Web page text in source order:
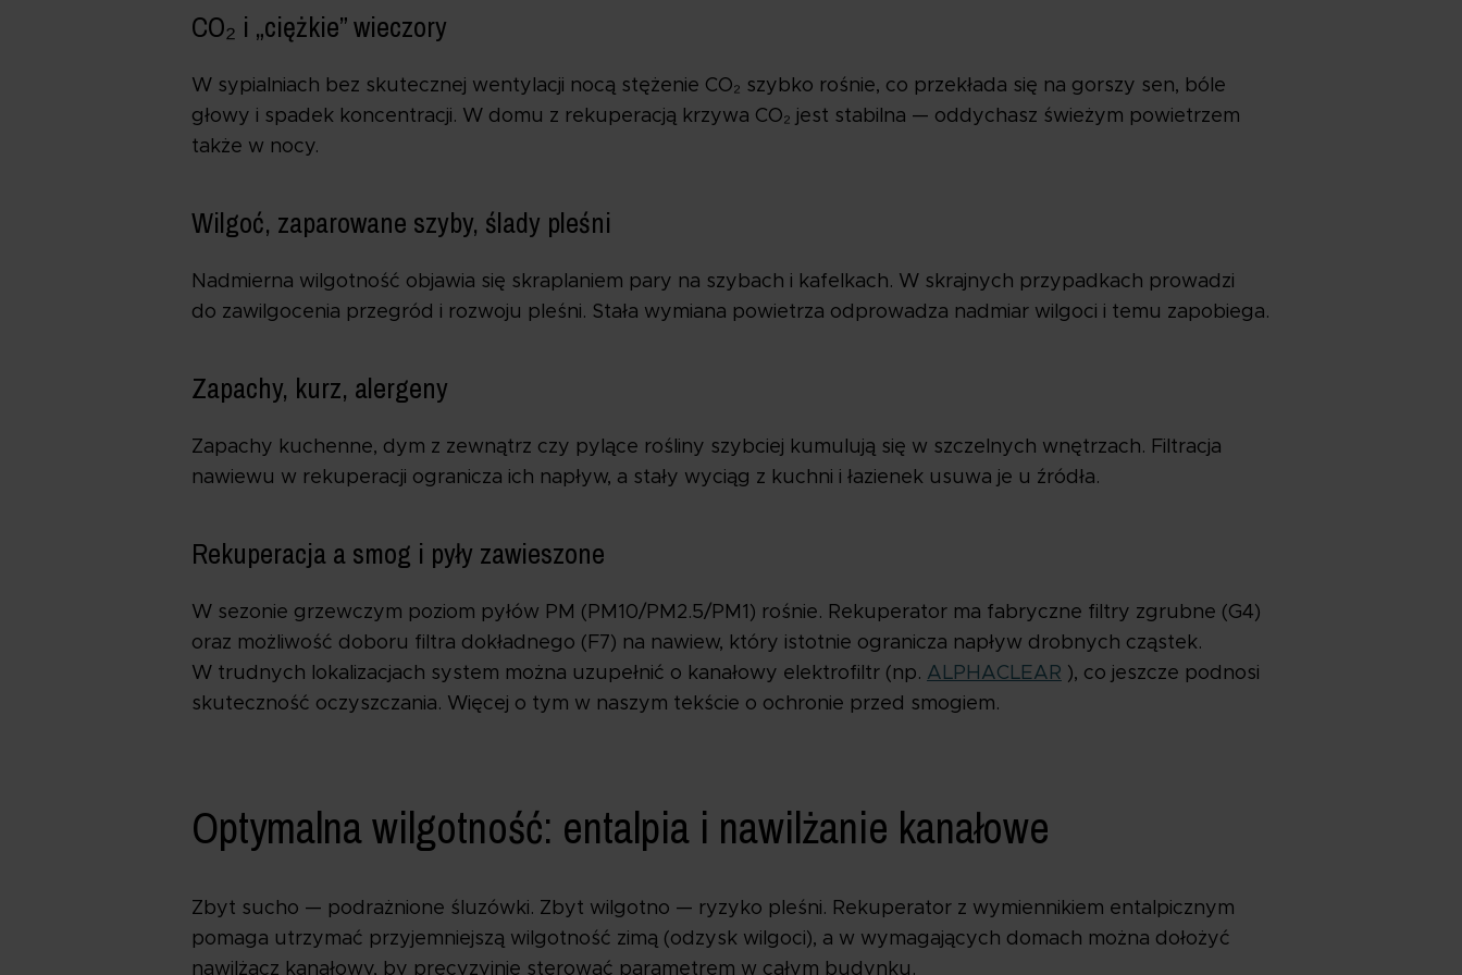
CO₂ i „ciężkie” wieczory
W sypialniach bez skutecznej wentylacji nocą stężenie CO₂ szybko rośnie, co przekłada się na gorszy sen, bóle
głowy i spadek koncentracji. W domu z rekuperacją krzywa CO₂ jest stabilna — oddychasz świeżym powietrzem
także w nocy.
Wilgoć, zaparowane szyby, ślady pleśni
Nadmierna wilgotność objawia się skraplaniem pary na szybach i kafelkach. W skrajnych przypadkach prowadzi
do zawilgocenia przegród i rozwoju pleśni. Stała wymiana powietrza odprowadza nadmiar wilgoci i temu zapobiega.
Zapachy, kurz, alergeny
Zapachy kuchenne, dym z zewnątrz czy pylące rośliny szybciej kumulują się w szczelnych wnętrzach. Filtracja
nawiewu w rekuperacji ogranicza ich napływ, a stały wyciąg z kuchni i łazienek usuwa je u źródła.
Rekuperacja a smog i pyły zawieszone
W sezonie grzewczym poziom pyłów PM (PM10/PM2.5/PM1) rośnie. Rekuperator ma fabryczne filtry zgrubne (G4)
oraz możliwość doboru filtra dokładnego (F7) na nawiew, który istotnie ogranicza napływ drobnych cząstek.
W trudnych lokalizacjach system można uzupełnić o kanałowy elektrofiltr (np. ALPHACLEAR ), co jeszcze podnosi
skuteczność oczyszczania. Więcej o tym w naszym tekście o ochronie przed smogiem.
Optymalna wilgotność: entalpia i nawilżanie kanałowe
Zbyt sucho — podrażnione śluzówki. Zbyt wilgotno — ryzyko pleśni. Rekuperator z wymiennikiem entalpicznym
pomaga utrzymać przyjemniejszą wilgotność zimą (odzysk wilgoci), a w wymagających domach można dołożyć
nawilżacz kanałowy, by precyzyjnie sterować parametrem w całym budynku.